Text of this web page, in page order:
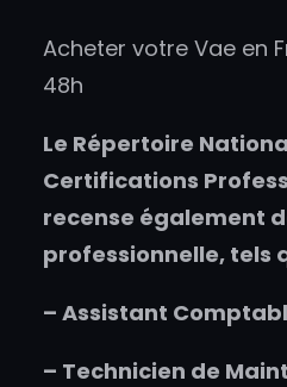
Acheter votre Vae en
48h
Le Répertoire
Certifications
recense également
professionnelle, tels
– Assistant
– Technicien de